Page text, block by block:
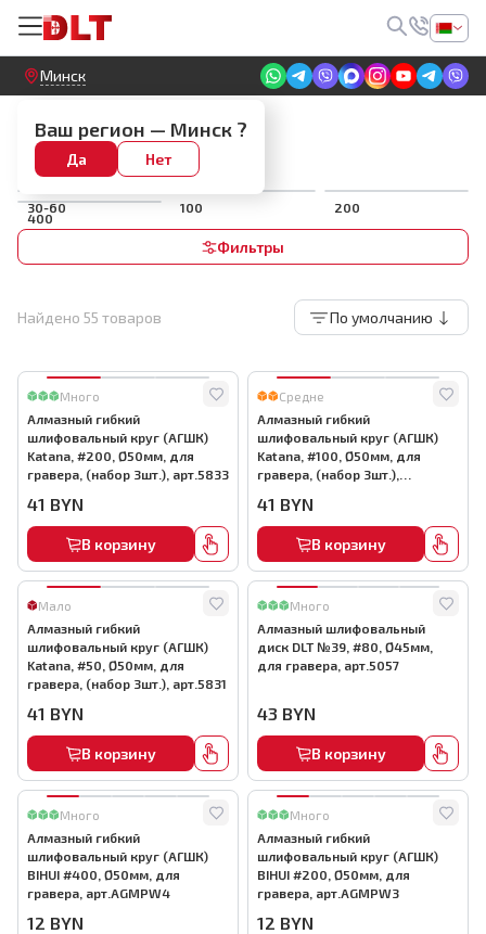
Круглосуточный! Прием заявок на сайте
Минск
Ваш регион — Минск ?
Да Нет
Алмазная оснастка для гравера
АГШК
30-60 100 200
400
Фильтры
Найдено 55 товаров По умолчанию
Много
Алмазный гибкий
шлифовальный круг (АГШК)
Katana, #200, Ø50мм, для
гравера, (набор 3шт.), арт.5833
41 BYN
В корзину
Средне
Алмазный гибкий
шлифовальный круг (АГШК)
Katana, #100, Ø50мм, для
гравера, (набор 3шт.),
41 BYN
В корзину
Мало
Алмазный гибкий
шлифовальный круг (АГШК)
Katana, #50, Ø50мм, для
гравера, (набор 3шт.), арт.5831
41 BYN
В корзину
Много
Алмазный шлифовальный
диск DLT №39, #80, Ø45мм,
для гравера, арт.5057
43 BYN
В корзину
Много
Алмазный гибкий
шлифовальный круг (АГШК)
BIHUI #400, Ø50мм, для
гравера, арт.AGMPW4
12 BYN
Много
Алмазный гибкий
шлифовальный круг (АГШК)
BIHUI #200, Ø50мм, для
гравера, арт.AGMPW3
12 BYN